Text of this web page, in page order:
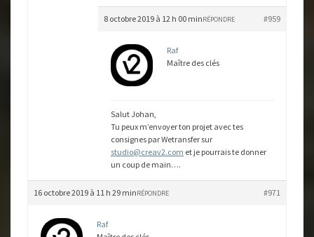
8 octobre 2019 à 12 h 00 min #959
RÉPONDRE
Raf
Maître des clés
Salut Johan,
Tu peux m’envoyer ton projet avec tes
consignes par Wetransfer sur
studio@creav2.com et je pourrais te donner
un coup de main….
16 octobre 2019 à 11 h 29 min #971
RÉPONDRE
Raf